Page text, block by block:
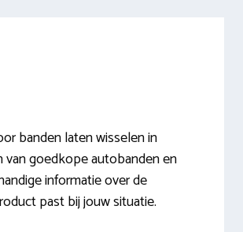
banden laten wisselen in
goedkope autobanden en
informatie over de
past bij jouw situatie.